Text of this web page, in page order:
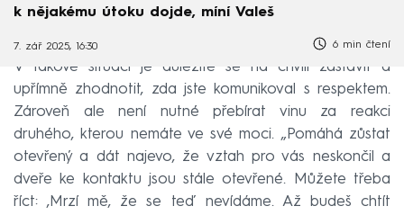
k nějakému útoku dojde, míní Valeš
7. zář 2025, 16:30 6 min čtení
V takové situaci je důležité se na chvíli zastavit a
upřímně zhodnotit, zda jste komunikoval s respektem.
Zároveň ale není nutné přebírat vinu za reakci
druhého, kterou nemáte ve své moci. „Pomáhá zůstat
otevřený a dát najevo, že vztah pro vás neskončil a
dveře ke kontaktu jsou stále otevřené. Můžete třeba
říct: ‚Mrzí mě, že se teď nevídáme. Až budeš chtít